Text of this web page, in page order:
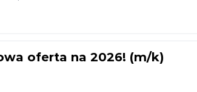
oferta na 2026! (m/k)